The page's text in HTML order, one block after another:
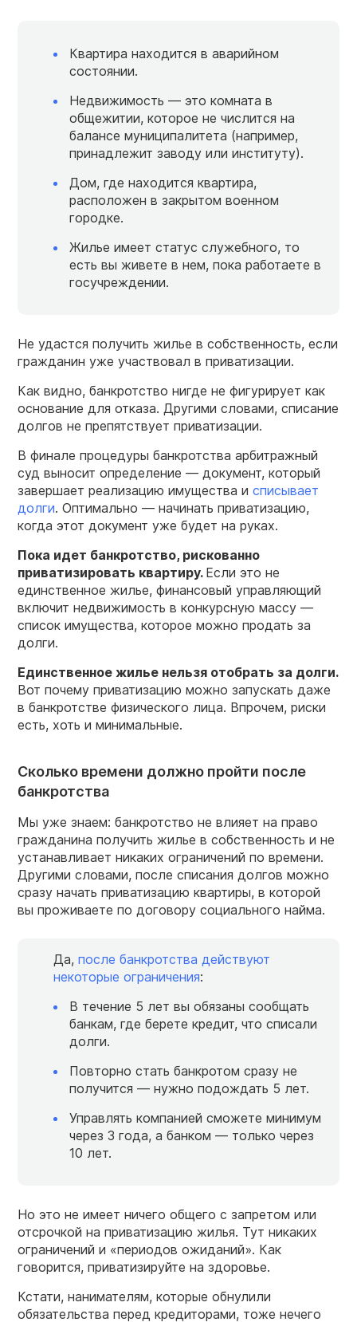
Квартира находится в аварийном
состоянии.
Недвижимость — это комната в
общежитии, которое не числится на
балансе муниципалитета (например,
принадлежит заводу или институту).
Дом, где находится квартира,
расположен в закрытом военном
городке.
Жилье имеет статус служебного, то
есть вы живете в нем, пока работаете в
госучреждении.
Не удастся получить жилье в собственность, если
гражданин уже участвовал в приватизации.
Как видно, банкротство нигде не фигурирует как
основание для отказа. Другими словами, списание
долгов не препятствует приватизации.
В финале процедуры банкротства арбитражный
суд выносит определение — документ, который
завершает реализацию имущества и списывает
долги. Оптимально — начинать приватизацию,
когда этот документ уже будет на руках.
Пока идет банкротство, рискованно
приватизировать квартиру. Если это не
единственное жилье, финансовый управляющий
включит недвижимость в конкурсную массу —
список имущества, которое можно продать за
долги.
Единственное жилье нельзя отобрать за долги.
Вот почему приватизацию можно запускать даже
в банкротстве физического лица. Впрочем, риски
есть, хоть и минимальные.
Сколько времени должно пройти после
банкротства
Мы уже знаем: банкротство не влияет на право
гражданина получить жилье в собственность и не
устанавливает никаких ограничений по времени.
Другими словами, после списания долгов можно
сразу начать приватизацию квартиры, в которой
вы проживаете по договору социального найма.
Да, после банкротства действуют
некоторые ограничения:
В течение 5 лет вы обязаны сообщать
банкам, где берете кредит, что списали
долги.
Повторно стать банкротом сразу не
получится — нужно подождать 5 лет.
Управлять компанией сможете минимум
через 3 года, а банком — только через
10 лет.
Но это не имеет ничего общего с запретом или
отсрочкой на приватизацию жилья. Тут никаких
ограничений и «периодов ожиданий». Как
говорится, приватизируйте на здоровье.
Кстати, нанимателям, которые обнулили
обязательства перед кредиторами, тоже нечего